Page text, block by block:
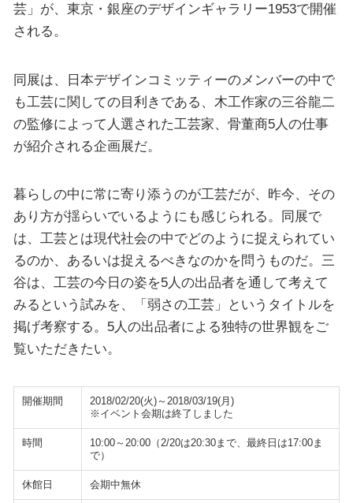
芸」が、東京・銀座のデザインギャラリー1953で開催
される。
同展は、日本デザインコミッティーのメンバーの中で
も工芸に関しての目利きである、木工作家の三谷龍二
の監修によって人選された工芸家、骨董商5人の仕事
が紹介される企画展だ。
暮らしの中に常に寄り添うのが工芸だが、昨今、その
あり方が揺らいでいるようにも感じられる。同展で
は、工芸とは現代社会の中でどのように捉えられてい
るのか、あるいは捉えるべきなのかを問うものだ。三
谷は、工芸の今日の姿を5人の出品者を通して考えて
みるという試みを、「弱さの工芸」というタイトルを
掲げ考察する。5人の出品者による独特の世界観をご
覧いただきたい。
開催期間
2018/02/20(火)～2018/03/19(月)
※イベント会期は終了しました
時間
10:00～20:00（2/20は20:30まで、最終日は17:00ま
で）
休館日 会期中無休